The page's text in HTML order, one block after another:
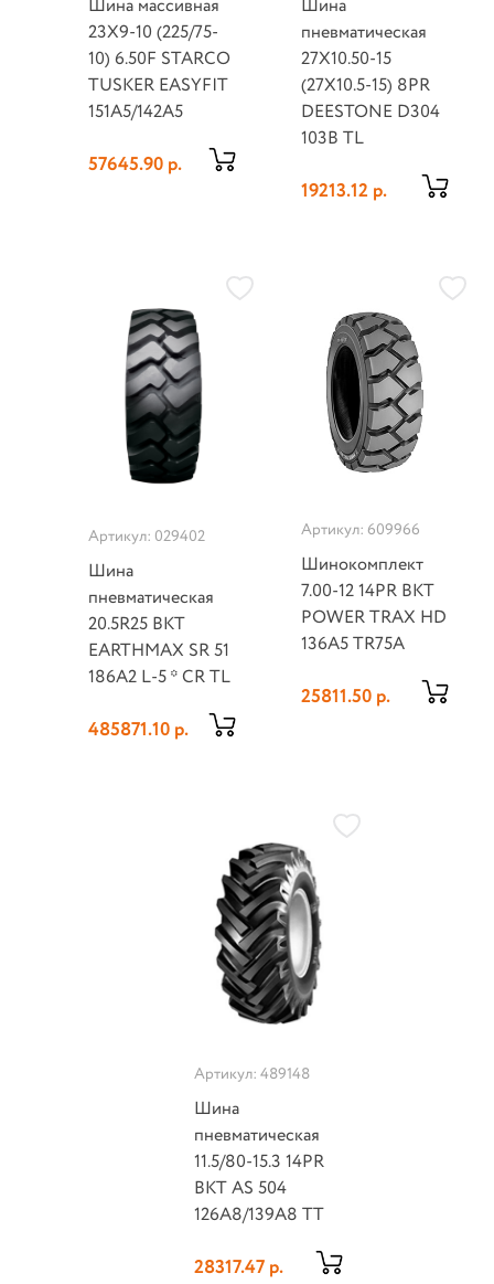
Шина массивная
23X9-10 (225/75-
10) 6.50F STARCO
TUSKER EASYFIT
151A5/142A5
57645.90 р.
Шина
пневматическая
27X10.50-15
(27X10.5-15) 8PR
DEESTONE D304
103B TL
19213.12 р.
Артикул: 029402
Шина
пневматическая
20.5R25 BKT
EARTHMAX SR 51
186A2 L-5 * CR TL
485871.10 р.
Артикул: 609966
Шинокомплект
7.00-12 14PR BKT
POWER TRAX HD
136A5 TR75A
25811.50 р.
Артикул: 489148
Шина
пневматическая
11.5/80-15.3 14PR
BKT AS 504
126A8/139A8 TT
28317.47 р.